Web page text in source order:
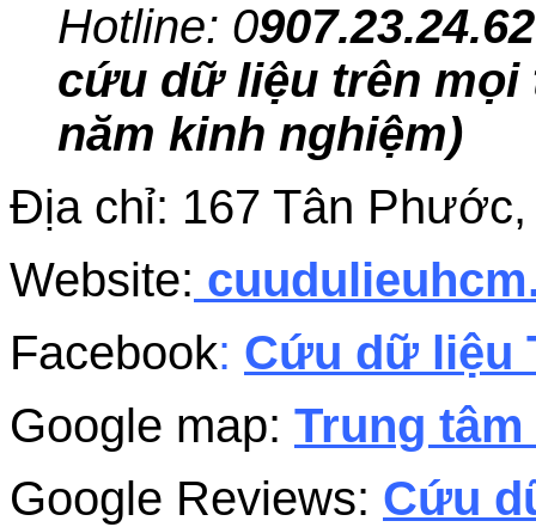
Hotline: 0
cứu dữ liệu trên
năm kinh nghiệm)
Địa chỉ: 167 Tân
Website:
Facebook: Cứu dữ liệu
Google map: Trung
Google Reviews: Cứu